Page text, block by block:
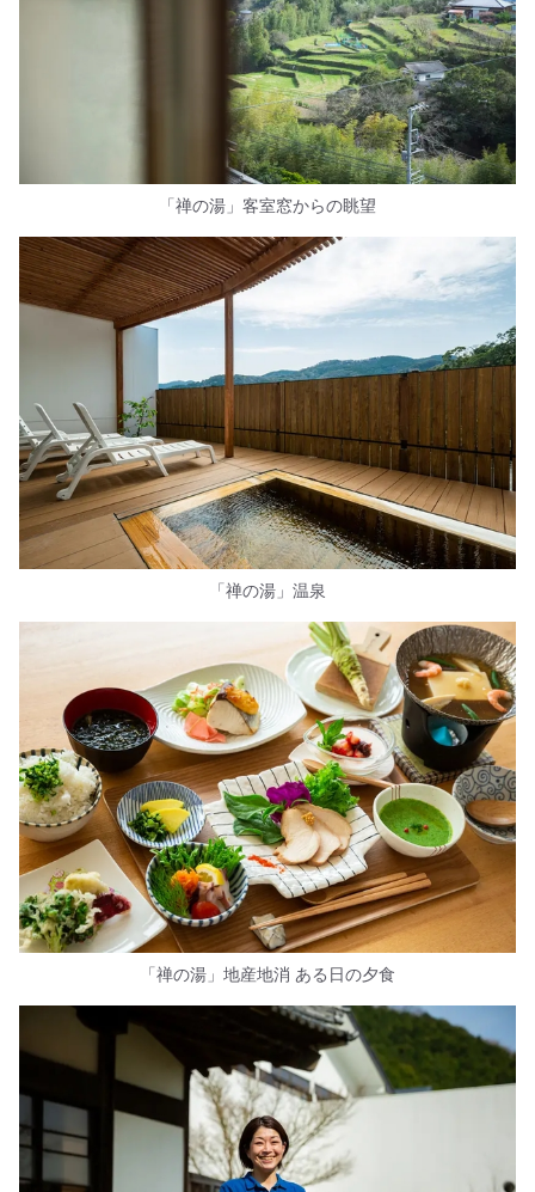
「禅の湯」客室窓からの眺望
「禅の湯」温泉
「禅の湯」地産地消 ある日の夕食